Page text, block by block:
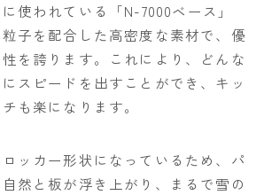
使われている「N-7000ベース」
子を配合した高密度な素材で、優
を誇ります。これにより、どんな
スピードを出すことができ、キッ
も楽になります。
ッカー形状になっているため、パ
然と板が浮き上がり、まるで雪の